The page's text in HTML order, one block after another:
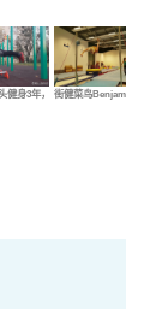
健身3年，…街健菜鸟Benjamin的…